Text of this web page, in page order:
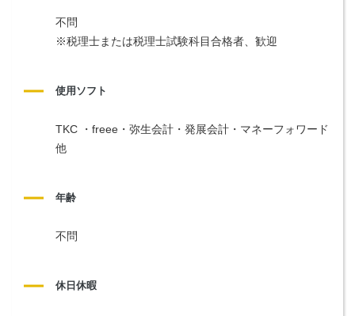
不問
※税理士または税理士試験科目合格者、歓迎
使用ソフト
TKC ・freee・弥生会計・発展会計・マネーフォワード
他
年齢
不問
休日休暇